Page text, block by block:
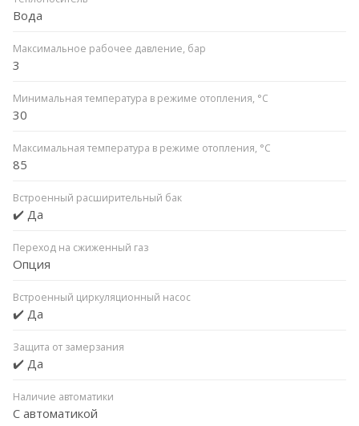
Вода
Максимальное рабочее давление, бар
3
Минимальная температура в режиме отопления, °C
30
Максимальная температура в режиме отопления, °C
85
Встроенный расширительный бак
✔️ Да
Переход на сжиженный газ
Опция
Встроенный циркуляционный насос
✔️ Да
Защита от замерзания
✔️ Да
Наличие автоматики
С автоматикой